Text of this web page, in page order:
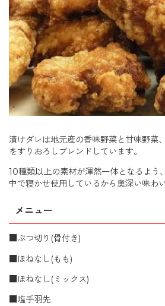
漬けダレは地元産の香味野菜と甘味野菜
をすりおろしブレンドしています。
10種類以上の素材が渾然一体となるよう
中で寝かせ使用しているから奥深い味わい
メニュー
■ぶつ切り(骨付き)
■ほねなし(もも)
■ほねなし(ミックス)
■塩手羽先